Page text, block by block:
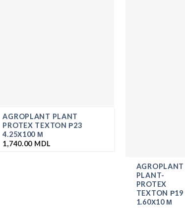
AGROPLANT PLANT
PROTEX TEXTON Р23
4.25Х100 М
1,740.00 MDL
AGROPLANT
PLANT-
PROTEX
TEXTON Р19
1.60Х10 М